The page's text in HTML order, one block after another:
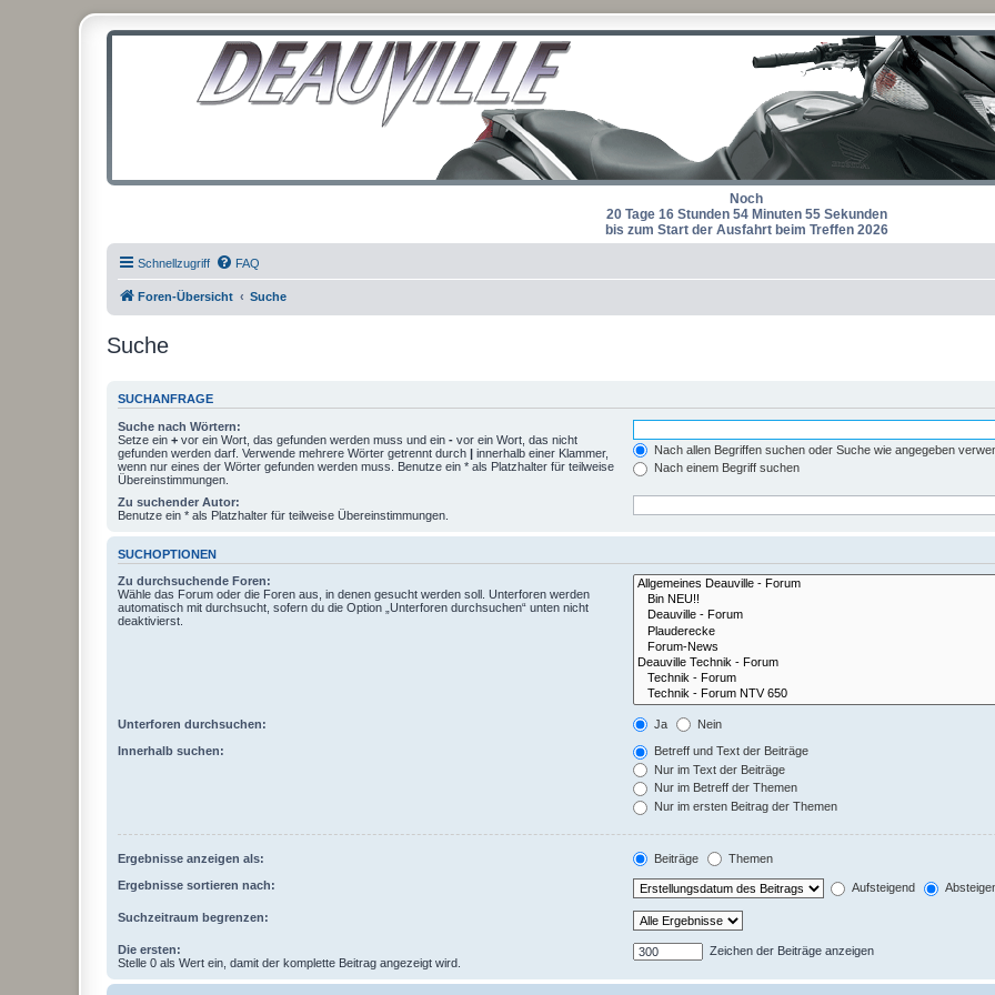
Noch
20 Tage 16 Stunden 54 Minuten 55 Sekunden
bis zum Start der Ausfahrt beim Treffen 2026
Schnellzugriff FAQ
Foren-Übersicht Suche
Suche
SUCHANFRAGE
Suche nach Wörtern:
Setze ein + vor ein Wort, das gefunden werden muss und ein - vor ein Wort, das nicht
gefunden werden darf. Verwende mehrere Wörter getrennt durch | innerhalb einer Klammer,
wenn nur eines der Wörter gefunden werden muss. Benutze ein * als Platzhalter für teilweise
Übereinstimmungen.
Nach allen Begriffen suchen oder Suche wie angegeben
Nach einem Begriff suchen
Zu suchender Autor:
Benutze ein * als Platzhalter für teilweise Übereinstimmungen.
SUCHOPTIONEN
Zu durchsuchende Foren:
Wähle das Forum oder die Foren aus, in denen gesucht werden soll. Unterforen werden
automatisch mit durchsucht, sofern du die Option „Unterforen durchsuchen“ unten nicht
deaktivierst.
Unterforen durchsuchen: Ja Nein
Innerhalb suchen:
Betreff und Text der Beiträge
Nur im Text der Beiträge
Nur im Betreff der Themen
Nur im ersten Beitrag der Themen
Ergebnisse anzeigen als: Beiträge Themen
Ergebnisse sortieren nach: Aufsteigend
Suchzeitraum begrenzen:
Die ersten:
Stelle 0 als Wert ein, damit der komplette Beitrag angezeigt wird.
Zeichen der Beiträge anzeigen